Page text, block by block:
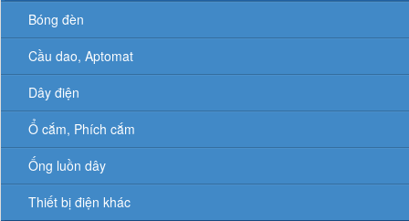
Bóng đèn
Cầu dao, Aptomat
Dây điện
Ổ cắm, Phích cắm
Ống luồn dây
Thiết bị điện khác